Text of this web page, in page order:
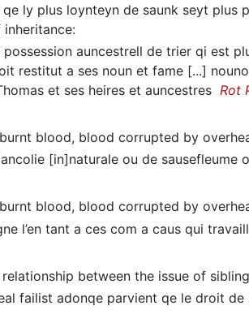
ly plus loynteyn de saunk seyt plus
:
auncestrell de trier qi est
restitut a ses noun et fame [...]
et ses heires et auncestres Rot
blood, blood corrupted by
[in]naturale ou de sausefleume
blood, blood corrupted by
l’en tant a ces com a caus qui
between the issue of
failist adonqe parvient qe le droit